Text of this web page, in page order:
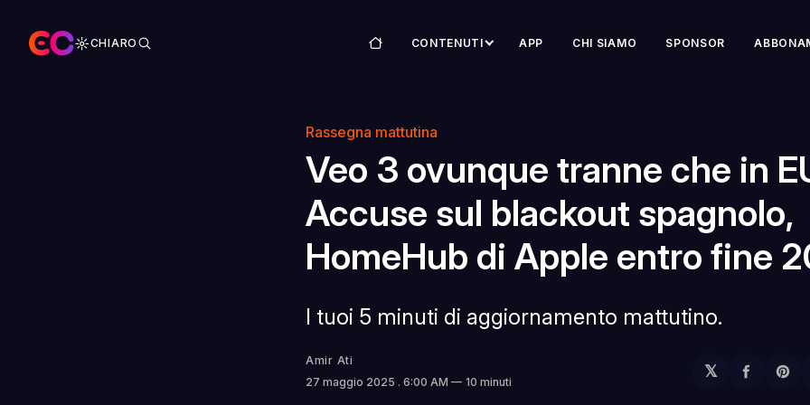
CHIARO CONTENUTI APP CHI SIAMO SPONSOR
Rassegna mattutina
Veo 3 ovunque tranne che in
Accuse sul blackout spagnolo,
HomeHub di Apple entro fine
I tuoi 5 minuti di aggiornamento mattutino.
Amir Ati
27 maggio 2025 . 6:00 AM 10 minuti
𝕏